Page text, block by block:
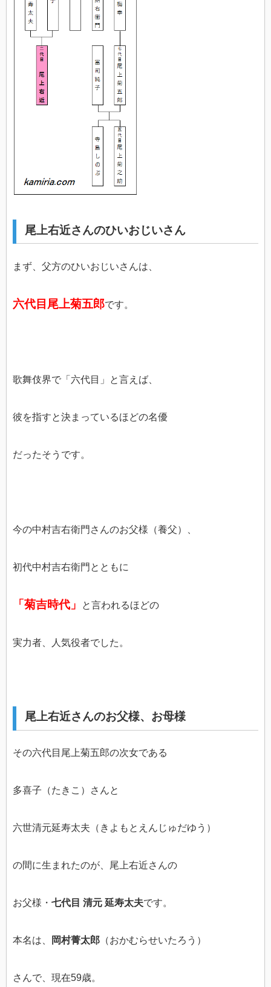
尾上右近さんのひいおじいさん
まず、父方のひいおじいさんは、
六代目尾上菊五郎です。
歌舞伎界で「六代目」と言えば、
彼を指すと決まっているほどの名優
だったそうです。
今の中村吉右衛門さんのお父様（養父）、
初代中村吉右衛門とともに
「菊吉時代」 と言われるほどの
実力者、人気役者でした。
尾上右近さんのお父様、お母様
その六代目尾上菊五郎の次女である
多喜子（たきこ）さんと
六世清元延寿太夫（きよもとえんじゅだゆう）
の間に生まれたのが、尾上右近さんの
お父様・ 七代目 清元 延寿太夫です。
本名は、 岡村菁太郎 （おかむらせいたろう）
さんで、現在59歳。